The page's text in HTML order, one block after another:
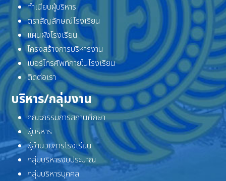
ทำเนียบผู้บริหาร
ตราสัญลักษณ์โรงเรียน
แผนผังโรงเรียน
โครงสร้างการบริหารงาน
เบอร์โทรศัพท์ภายในโรงเรียน
ติดต่อเรา
บริหาร/กลุ่มงาน
คณะกรรมการสถานศึกษา
ผู้บริหาร
ผู้อำนวยการโรงเรียน
กลุ่มบริหารงบประมาณ
กลุ่มบริหารบุคคล